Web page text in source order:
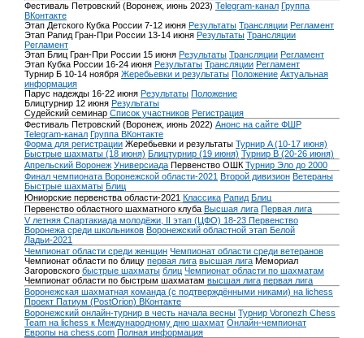
Фестиваль Петровский (Воронеж, июнь 2023) Telegram-канал Группа
ВКонтакте
Этап Детского Кубка России 7-12 июня Результаты Трансляции Регламент
Этап Рапид Гран-При России 13-14 июня Результаты Трансляции
Регламент
Этап Блиц Гран-При России 15 июня Результаты Трансляции Регламент
Этап Кубка России 16-24 июня Результаты Трансляции Регламент
Турнир Б 10-14 ноября Жеребьевки и результаты Положение Актуальная
информация
Парус надежды 16-22 июня Результаты Положение
Блицтурнир 12 июня Результаты
Судейский семинар Список участников Регистрация
Фестиваль Петровский (Воронеж, июнь 2022) Анонс на сайте ФШР
Telegram-канал Группа ВКонтакте
Форма для регистрации Жеребьевки и результаты Турнир A (10-17 июня)
Быстрые шахматы (18 июня) Блицтурнир (19 июня) Турнир B (20-26 июня)
Апрельский Воронеж Универсиада Первенство ОШК Турнир Эло до 2000
Финал чемпионата Воронежской области-2021 Второй дивизион Ветераны
Быстрые шахматы Блиц
Юниорские первенства области-2021 Классика Рапид Блиц
Первенство областного шахматного клуба Высшая лига Первая лига
V летняя Спартакиада молодёжи, II этап (ЦФО) 18-23 Первенство
Воронежа среди школьников Воронежский областной этап Белой
Ладьи-2021
Чемпионат области среди женщин Чемпионат области среди ветеранов
Чемпионат области по блицу первая лига высшая лига Мемориал
Загоровского быстрые шахматы блиц Чемпионат области по шахматам
Чемпионат области по быстрым шахматам высшая лига первая лига
Воронежская шахматная команда (с подтверждёнными никами) на lichess
Проект Патиум (PostOrion) ВКонтакте
Воронежский онлайн-турнир в честь начала весны Турнир Voronezh Chess
Team на lichess к Международному дню шахмат Онлайн-чемпионат
Европы на chess.com Полная информация